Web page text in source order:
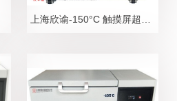
上海欣谕-150°C 触摸屏超低温拆分箱XY-150-25W， 深冷超低温卧式保存箱超低温卧式保存箱 ，超低温冰箱，低温冰箱，冷冻箱